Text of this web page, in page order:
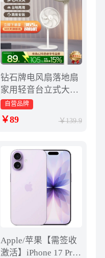
钻石牌电风扇落地扇
家用轻音台立式大风
力七叶电扇宿舍小型
强力BY
自营品牌
89 139.9
Apple/苹果【需签收
激活】iPhone 17 Pro